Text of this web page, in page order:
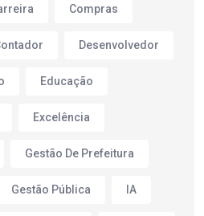
Compras
Desenvolvedor
Educação
Excelência
Gestão De Prefeitura
Gestão Pública IA